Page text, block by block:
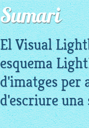
Sumari
El Visual
esquema
d'imatges per
d'escriure